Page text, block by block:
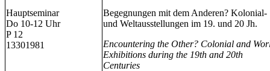
Hauptseminar
Do 10-12 Uhr
P 12
13301981
Begegnungen mit dem Anderen? Kolonial-
und Weltausstellungen im 19. und 20 Jh.
Encountering the Other? Colonial and
Exhibitions during the 19th and 20th
Centuries